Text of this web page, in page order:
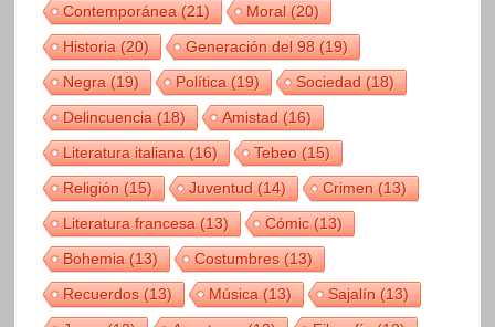
Contemporánea(21) Moral(20)
Historia(20) Generación del 98(19)
Negra(19) Política(19) Sociedad(18)
Delincuencia(18) Amistad(16)
Literatura italiana(16) Tebeo(15)
Religión(15) Juventud(14) Crimen(13)
Literatura francesa(13) Cómic(13)
Bohemia(13) Costumbres(13)
Recuerdos(13) Música(13) Sajalín(13)